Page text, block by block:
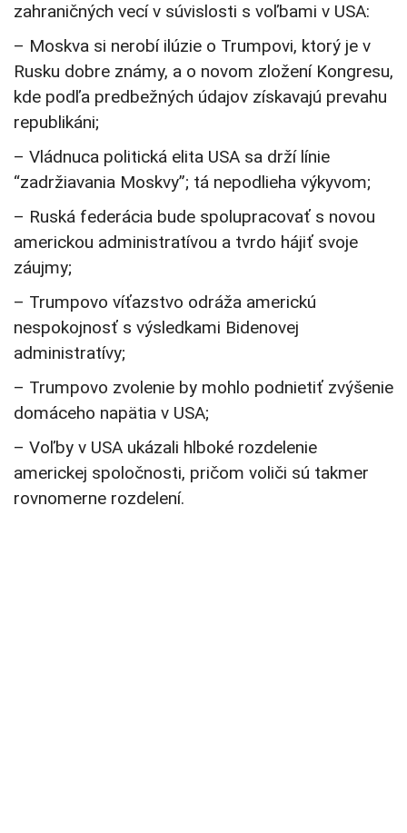
zahraničných vecí v súvislosti s voľbami v USA:
– Moskva si nerobí ilúzie o Trumpovi, ktorý je v
Rusku dobre známy, a o novom zložení Kongresu,
kde podľa predbežných údajov získavajú prevahu
republikáni;
– Vládnuca politická elita USA sa drží línie
“zadržiavania Moskvy”; tá nepodlieha výkyvom;
– Ruská federácia bude spolupracovať s novou
americkou administratívou a tvrdo hájiť svoje
záujmy;
– Trumpovo víťazstvo odráža americkú
nespokojnosť s výsledkami Bidenovej
administratívy;
– Trumpovo zvolenie by mohlo podnietiť zvýšenie
domáceho napätia v USA;
– Voľby v USA ukázali hlboké rozdelenie
americkej spoločnosti, pričom voliči sú takmer
rovnomerne rozdelení.